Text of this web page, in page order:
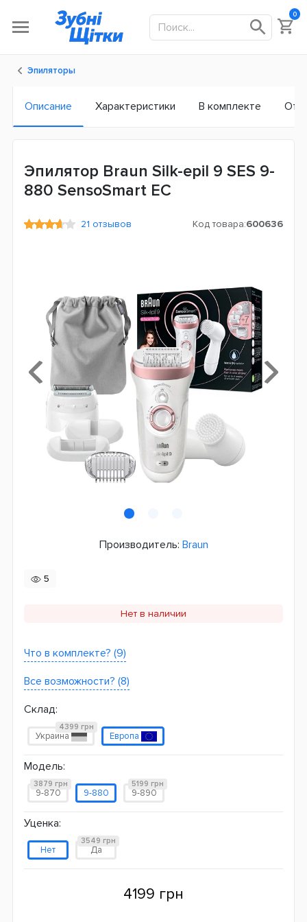
0
Эпиляторы
Описание Характеристики В комплекте
Эпилятор Braun Silk-epil 9 SES 9-
880 SensoSmart ЕС
21 отзывов Код товара:600636
Производитель: Braun
5
Нет в наличии
Что в комплекте? (9)
Все возможности? (8)
Склад:
Украина
4399 грн
Европа
Модель:
9-870
3879 грн
9-880 9-890
5199 грн
Уценка:
Нет Да
3549 грн
4199 грн